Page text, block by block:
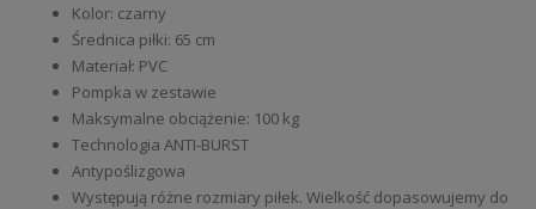
Kolor: czarny
Średnica piłki: 65 cm
Materiał: PVC
Pompka w zestawie
Maksymalne obciążenie: 100 kg
Technologia ANTI-BURST
Antypoślizgowa
Występują różne rozmiary piłek. Wielkość dopasowujemy do